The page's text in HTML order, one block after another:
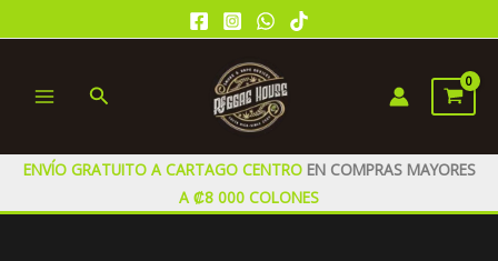
al
MENU
Buscar
ENVÍO GRATUITO A CARTAGO CENTRO EN COMPRAS MAYORES
A ₡8 000 COLONES